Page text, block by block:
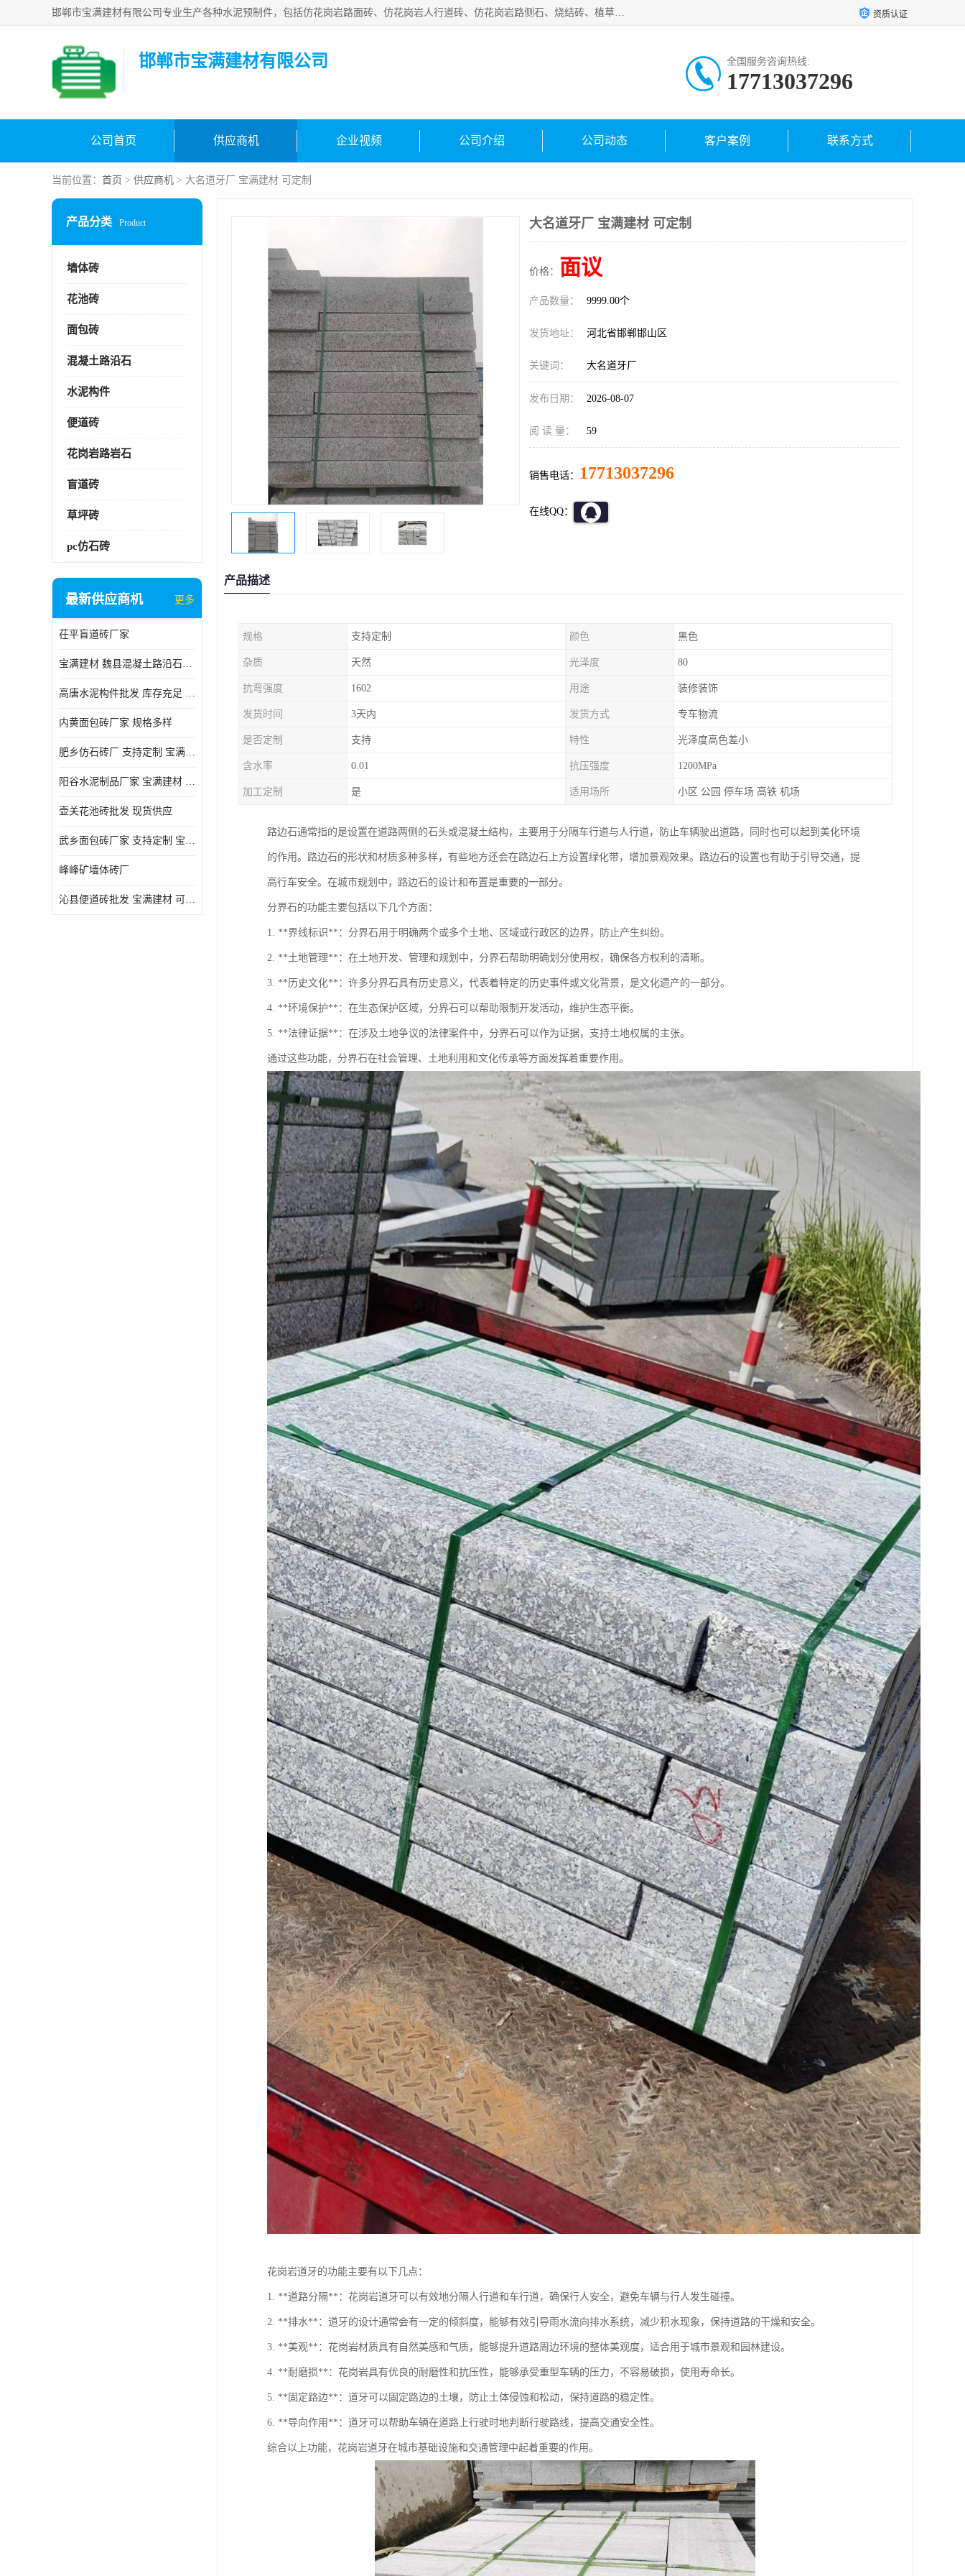
邯郸市宝满建材有限公司专业生产各种水泥预制件，包括仿花岗岩路面砖、仿花岗岩人行道砖、仿花岗岩路侧石、烧结砖、植草砖、码头砖连锁块、仿花岗岩路侧石、沙井盖、水泥盖板等各种水泥制品 资质认证
邯郸市宝满建材有限公司 全国服务咨询热线:
17713037296
公司首页 供应商机 企业视频 公司介绍 公司动态 客户案例 联系方式
当前位置： 首页 > 供应商机 > 大名道牙厂 宝满建材 可定制
产品分类 Product
墙体砖
花池砖
面包砖
混凝土路沿石
水泥构件
便道砖
花岗岩路岩石
盲道砖
草坪砖
pc仿石砖
最新供应商机 更多
茌平盲道砖厂家
宝满建材 魏县混凝土路沿石批发
高唐水泥构件批发 库存充足 宝满建材
内黄面包砖厂家 规格多样
肥乡仿石砖厂 支持定制 宝满建材
‌阳谷水泥制品厂家 宝满建材 支持定制
壶关花池砖批发 现货供应
武乡面包砖厂家 支持定制 宝满建材
峰峰矿墙体砖厂
沁县便道砖批发 宝满建材 可定制
大名道牙厂 宝满建材 可定制
价格： 面议
产品数量： 9999.00个
发货地址： 河北省邯郸邯山区
关键词： 大名道牙厂
发布日期： 2026-08-07
阅 读 量： 59
销售电话： 17713037296
在线QQ：
产品描述
规格 支持定制 颜色 黑色
杂质 天然 光泽度 80
抗弯强度 1602 用途 装修装饰
发货时间 3天内 发货方式 专车物流
是否定制 支持 特性 光泽度高色差小
含水率 0.01 抗压强度 1200MPa
加工定制 是 适用场所 小区 公园 停车场 高铁 机场
路边石通常指的是设置在道路两侧的石头或混凝土结构，主要用于分隔车行道与人行道，防止车辆驶出道路，同时也可以起到美化环境
的作用。路边石的形状和材质多种多样，有些地方还会在路边石上方设置绿化带，增加景观效果。路边石的设置也有助于引导交通，提
高行车安全。在城市规划中，路边石的设计和布置是重要的一部分。
分界石的功能主要包括以下几个方面：
1. **界线标识**：分界石用于明确两个或多个土地、区域或行政区的边界，防止产生纠纷。
2. **土地管理**：在土地开发、管理和规划中，分界石帮助明确划分使用权，确保各方权利的清晰。
3. **历史文化**：许多分界石具有历史意义，代表着特定的历史事件或文化背景，是文化遗产的一部分。
4. **环境保护**：在生态保护区域，分界石可以帮助限制开发活动，维护生态平衡。
5. **法律证据**：在涉及土地争议的法律案件中，分界石可以作为证据，支持土地权属的主张。
通过这些功能，分界石在社会管理、土地利用和文化传承等方面发挥着重要作用。
花岗岩道牙的功能主要有以下几点：
1. **道路分隔**：花岗岩道牙可以有效地分隔人行道和车行道，确保行人安全，避免车辆与行人发生碰撞。
2. **排水**：道牙的设计通常会有一定的倾斜度，能够有效引导雨水流向排水系统，减少积水现象，保持道路的干燥和安全。
3. **美观**：花岗岩材质具有自然美感和气质，能够提升道路周边环境的整体美观度，适合用于城市景观和园林建设。
4. **耐磨损**：花岗岩具有优良的耐磨性和抗压性，能够承受重型车辆的压力，不容易破损，使用寿命长。
5. **固定路边**：道牙可以固定路边的土壤，防止土体侵蚀和松动，保持道路的稳定性。
6. **导向作用**：道牙可以帮助车辆在道路上行驶时地判断行驶路线，提高交通安全性。
综合以上功能，花岗岩道牙在城市基础设施和交通管理中起着重要的作用。